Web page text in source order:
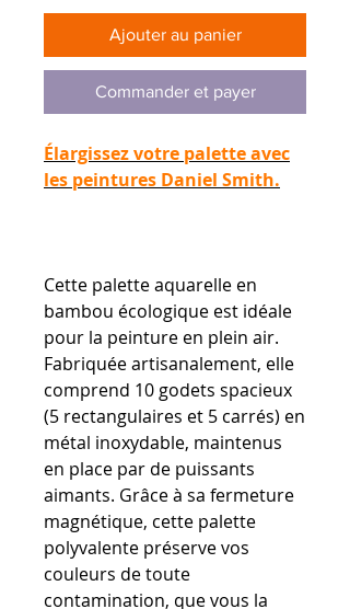
Ajouter au panier
Commander et payer
Élargissez votre palette avec
les peintures Daniel Smith.
Cette palette aquarelle en
bambou écologique est idéale
pour la peinture en plein air.
Fabriquée artisanalement, elle
comprend 10 godets spacieux
(5 rectangulaires et 5 carrés) en
métal inoxydable, maintenus
en place par de puissants
aimants. Grâce à sa fermeture
magnétique, cette palette
polyvalente préserve vos
couleurs de toute
contamination, que vous la